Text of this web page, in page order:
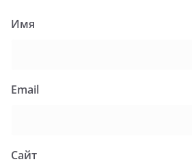
Имя
Email
Сайт